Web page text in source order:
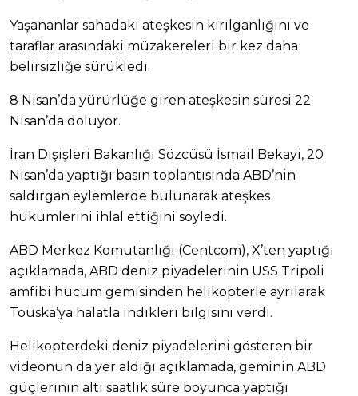
Yaşananlar sahadaki ateşkesin kırılganlığını ve
taraflar arasındaki müzakereleri bir kez daha
belirsizliğe sürükledi.
8 Nisan’da yürürlüğe giren ateşkesin süresi 22
Nisan’da doluyor.
İran Dışişleri Bakanlığı Sözcüsü İsmail Bekayi, 20
Nisan’da yaptığı basın toplantısında ABD’nin
saldırgan eylemlerde bulunarak ateşkes
hükümlerini ihlal ettiğini söyledi.
ABD Merkez Komutanlığı (Centcom), X’ten yaptığı
açıklamada, ABD deniz piyadelerinin USS Tripoli
amfibi hücum gemisinden helikopterle ayrılarak
Touska’ya halatla indikleri bilgisini verdi.
Helikopterdeki deniz piyadelerini gösteren bir
videonun da yer aldığı açıklamada, geminin ABD
güçlerinin altı saatlik süre boyunca yaptığı